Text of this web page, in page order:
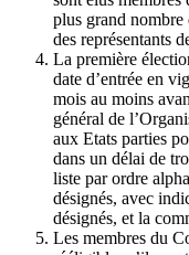
plus grand nombre
des représentants
La première
date d’entrée en
mois au moins
général de
aux Etats parties
dans un délai de
liste par ordre
désignés, avec
désignés, et la
Les membres du